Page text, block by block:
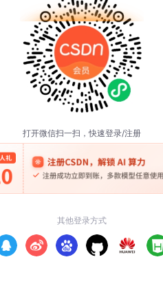
锁全文
锁
库回答免费看 付费资源9折优惠
异常值剔除等软件精度优化方法，以及双传感器避障系统构建与多路扩展策略。重点突出I2C通信